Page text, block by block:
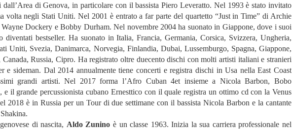
dall’Area di Genova, in particolare con il bassista Piero Leveratto. Nel 1993 è stato invitato
volta negli Stati Uniti. Nel 2001 è entrato a far parte del quartetto “Just in Time” di Archie
Wayne Dockery e Bobby Durham. Nel novembre 2004 ha suonato in Giappone, dove i suoi
diventati bestseller. Ha suonato in Italia, Francia, Germania, Corsica, Svizzera, Ungheria,
Uniti, Svezia, Danimarca, Norvegia, Finlandia, Dubai, Lussemburgo, Spagna, Giappone,
Canada, Russia, Cipro. Ha registrato oltre duecento dischi con molti artisti italiani e stranieri
e sideman. Dal 2014 annualmente tiene concerti e registra dischi in Usa nella East Coast
grandi artisti. Nel 2017 forma l’Afro Cuban 4et insieme a Nicola Barbon, Bobo
e il grande percussionista cubano Ernesttico con il quale registra un ottimo cd con la Venus
2018 è in Russia per un Tour di due settimane con il bassista Nicola Barbon e la cantante
di nascita, Aldo Zunino è un classe 1963. Inizia la sua carriera professionale nel